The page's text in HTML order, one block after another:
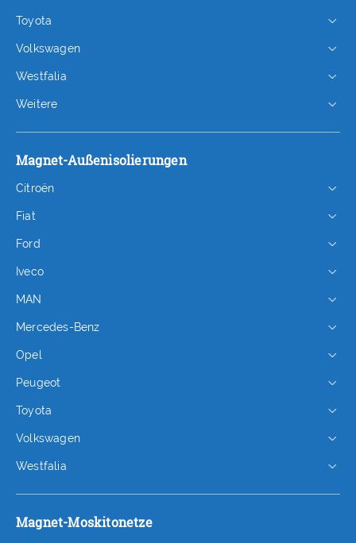
Toyota
Volkswagen
Westfalia
Weitere
Magnet-Außenisolierungen
Citroën
Fiat
Ford
Iveco
MAN
Mercedes-Benz
Opel
Peugeot
Toyota
Volkswagen
Westfalia
Magnet-Moskitonetze